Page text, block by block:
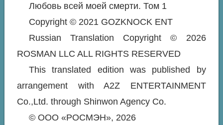
Любовь всей моей смерти. Том 1
Copyright © 2021 GOZKNOCK ENT
Russian Translation Copyright © 2026
ROSMAN LLC ALL RIGHTS RESERVED
This translated edition was published by
arrangement with A2Z ENTERTAINMENT
Co.,Ltd. through Shinwon Agency Co.
© ООО «РОСМЭН», 2026